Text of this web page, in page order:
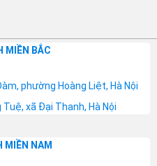
MIỀN BẮC
phường Hoàng Liệt, Hà Nội
xã Đại Thanh, Hà Nội
MIỀN NAM